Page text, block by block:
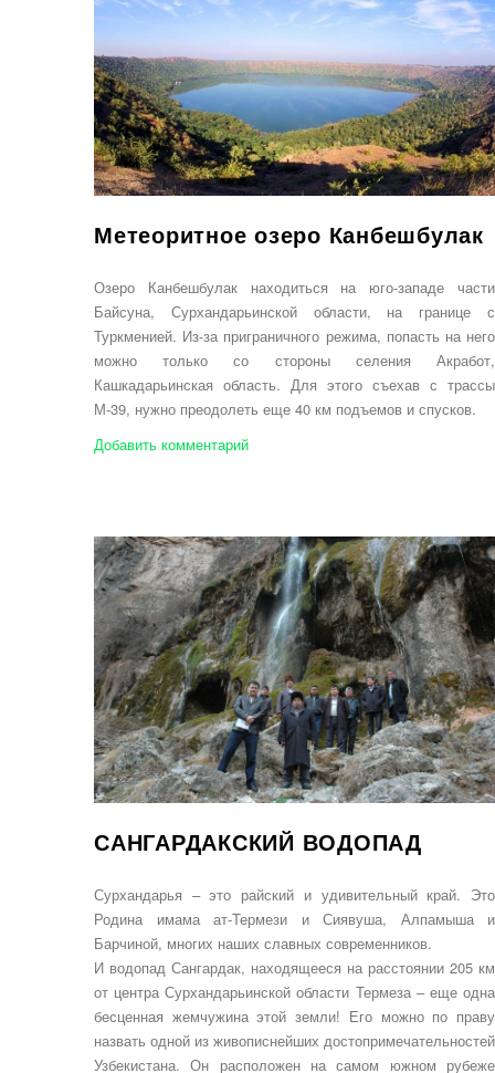
Метеоритное озеро Канбешбулак
Озеро Канбешбулак находиться на юго-западе части
Байсуна, Сурхандарьинской области, на границе с
Туркменией. Из-за приграничного режима, попасть на него
можно только со стороны селения Акработ,
Кашкадарьинская область. Для этого съехав с трассы
М-39, нужно преодолеть еще 40 км подъемов и спусков.
Добавить комментарий
САНГАРДАКСКИЙ ВОДОПАД
Сурхандарья – это райский и удивительный край. Это
Родина имама ат-Термези и Сиявуша, Алпамыша и
Барчиной, многих наших славных современников.
И водопад Сангардак, находящееся на расстоянии 205 км
от центра Сурхандарьинской области Термеза – еще одна
бесценная жемчужина этой земли! Его можно по праву
назвать одной из живописнейших достопримечательностей
Узбекистана. Он расположен на самом южном рубеже